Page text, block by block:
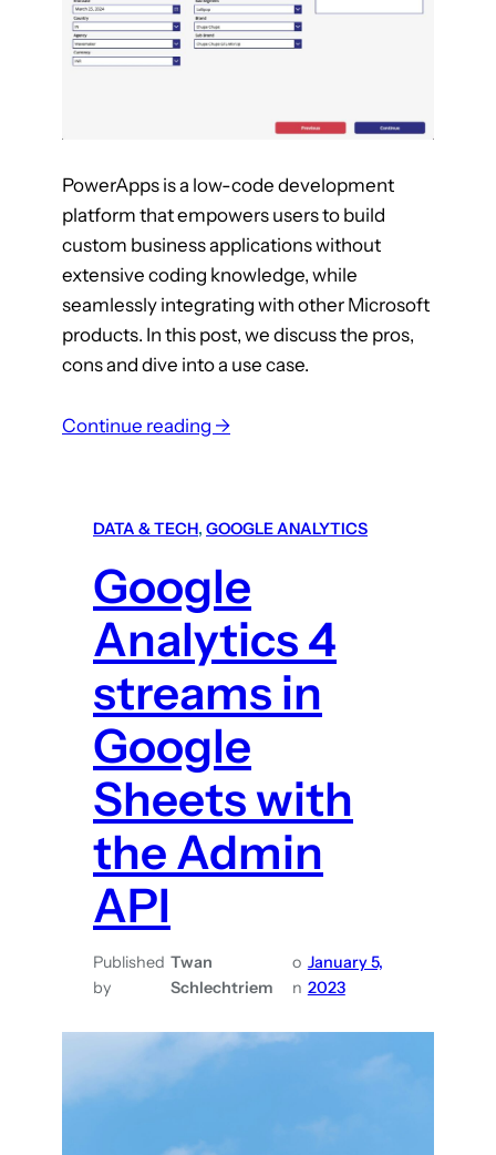
j
e
t
e
n
m
a
k
k
l
k
PowerApps is a low-code development
platform that empowers users to build
custom business applications without
extensive coding knowledge, while
seamlessly integrating with other Microsoft
products. In this post, we discuss the pros,
cons and dive into a use case.
Continue reading →:
w
e
r
Y
o
u
r
n
e
i
e
DATA & TECH, GOOGLE ANALYTICS
Google
Analytics 4
streams in
Google
Sheets with
the Admin
API
Published
by
Twan
Schlechtriem
o
n
January 5,
2023